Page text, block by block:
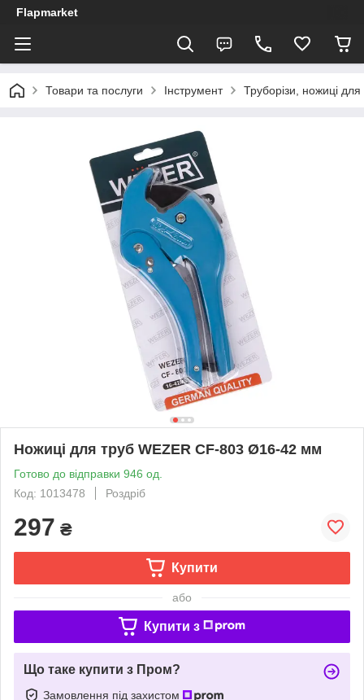
Flapmarket
Товари та послуги Інструмент Труборізи, ножиці для
Ножиці для труб WEZER CF-803 Ø16-42 мм
Готово до відправки 946 од.
Код: 1013478
Роздріб
297 ₴
Купити
або
Купити з
Що таке купити з Пром?
Замовлення під захистом